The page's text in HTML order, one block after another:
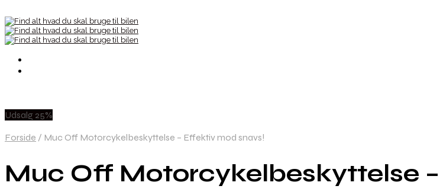
Udsalg 25%
Forside / Muc Off Motorcykelbeskyttelse – Effektiv mod snavs!
Muc Off Motorcykelbeskyttelse